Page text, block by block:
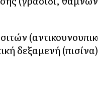
δεξαμενή